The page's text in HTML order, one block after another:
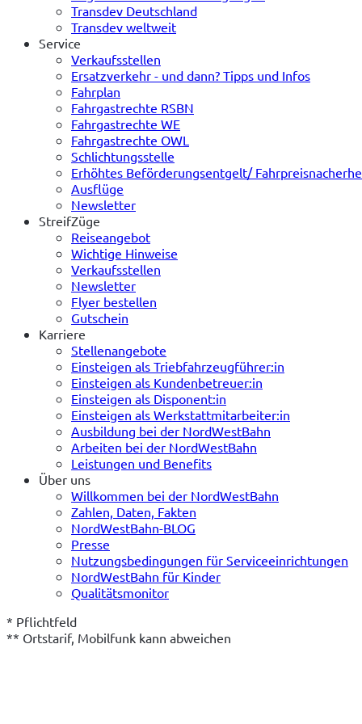
Transdev Deutschland
Transdev weltweit
Service
Verkaufsstellen
Ersatzverkehr - und dann? Tipps und Infos
Fahrplan
Fahrgastrechte RSBN
Fahrgastrechte WE
Fahrgastrechte OWL
Schlichtungsstelle
Erhöhtes Beförderungsentgelt/
Ausflüge
Newsletter
StreifZüge
Reiseangebot
Wichtige Hinweise
Verkaufsstellen
Newsletter
Flyer bestellen
Gutschein
Karriere
Stellenangebote
Einsteigen als Triebfahrzeugführer:in
Einsteigen als Kundenbetreuer:in
Einsteigen als Disponent:in
Einsteigen als Werkstattmitarbeiter:in
Ausbildung bei der NordWestBahn
Arbeiten bei der NordWestBahn
Leistungen und Benefits
Über uns
Willkommen bei der NordWestBahn
Zahlen, Daten, Fakten
NordWestBahn-BLOG
Presse
Nutzungsbedingungen für Serviceeinrichtungen
NordWestBahn für Kinder
Qualitätsmonitor
* Pflichtfeld
** Ortstarif, Mobilfunk kann abweichen